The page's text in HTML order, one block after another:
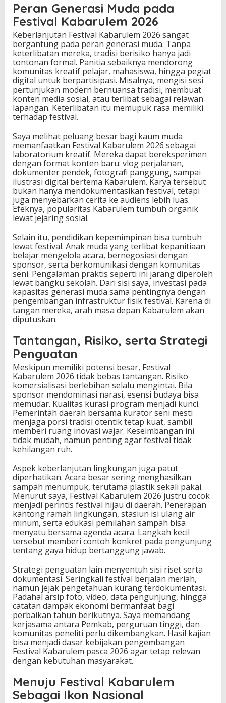
Peran Generasi Muda pada
Festival Kabarulem 2026
Keberlanjutan Festival Kabarulem 2026 sangat
bergantung pada peran generasi muda. Tanpa
keterlibatan mereka, tradisi berisiko hanya jadi
tontonan formal. Panitia sebaiknya mendorong
komunitas kreatif pelajar, mahasiswa, hingga pegiat
digital untuk berpartisipasi. Misalnya, mengisi sesi
pertunjukan modern bernuansa tradisi, membuat
konten media sosial, atau terlibat sebagai relawan
lapangan. Keterlibatan itu memupuk rasa memiliki
terhadap festival.
Saya melihat peluang besar bagi kaum muda
memanfaatkan Festival Kabarulem 2026 sebagai
laboratorium kreatif. Mereka dapat bereksperimen
dengan format konten baru: vlog perjalanan,
dokumenter pendek, fotografi panggung, sampai
ilustrasi digital bertema Kabarulem. Karya tersebut
bukan hanya mendokumentasikan festival, tetapi
juga menyebarkan cerita ke audiens lebih luas.
Efeknya, popularitas Kabarulem tumbuh organik
lewat jejaring sosial.
Selain itu, pendidikan kepemimpinan bisa tumbuh
lewat festival. Anak muda yang terlibat kepanitiaan
belajar mengelola acara, bernegosiasi dengan
sponsor, serta berkomunikasi dengan komunitas
seni. Pengalaman praktis seperti ini jarang diperoleh
lewat bangku sekolah. Dari sisi saya, investasi pada
kapasitas generasi muda sama pentingnya dengan
pengembangan infrastruktur fisik festival. Karena di
tangan mereka, arah masa depan Kabarulem akan
diputuskan.
Tantangan, Risiko, serta Strategi
Penguatan
Meskipun memiliki potensi besar, Festival
Kabarulem 2026 tidak bebas tantangan. Risiko
komersialisasi berlebihan selalu mengintai. Bila
sponsor mendominasi narasi, esensi budaya bisa
memudar. Kualitas kurasi program menjadi kunci.
Pemerintah daerah bersama kurator seni mesti
menjaga porsi tradisi otentik tetap kuat, sambil
memberi ruang inovasi wajar. Keseimbangan ini
tidak mudah, namun penting agar festival tidak
kehilangan ruh.
Aspek keberlanjutan lingkungan juga patut
diperhatikan. Acara besar sering menghasilkan
sampah menumpuk, terutama plastik sekali pakai.
Menurut saya, Festival Kabarulem 2026 justru cocok
menjadi perintis festival hijau di daerah. Penerapan
kantong ramah lingkungan, stasiun isi ulang air
minum, serta edukasi pemilahan sampah bisa
menyatu bersama agenda acara. Langkah kecil
tersebut memberi contoh konkret pada pengunjung
tentang gaya hidup bertanggung jawab.
Strategi penguatan lain menyentuh sisi riset serta
dokumentasi. Seringkali festival berjalan meriah,
namun jejak pengetahuan kurang terdokumentasi.
Padahal arsip foto, video, data pengunjung, hingga
catatan dampak ekonomi bermanfaat bagi
perbaikan tahun berikutnya. Saya memandang
kerjasama antara Pemkab, perguruan tinggi, dan
komunitas peneliti perlu dikembangkan. Hasil kajian
bisa menjadi dasar kebijakan pengembangan
Festival Kabarulem pasca 2026 agar tetap relevan
dengan kebutuhan masyarakat.
Menuju Festival Kabarulem
Sebagai Ikon Nasional